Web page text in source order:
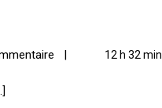
| 12 h 32 min